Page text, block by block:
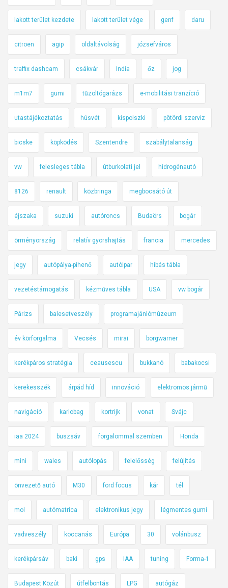
lakott terület kezdete lakott terület vége genf daru
citroen agip oldaltávolság józsefváros
traffix dashcam csákvár India őz jog
m1m7 gumi tűzoltógarázs e-mobilitási tranzíció
utastájékoztatás húsvét kispolszki pötördi szerviz
bicske köpködés Szentendre szabálytalanság
vw felesleges tábla útburkolati jel hidrogénautó
8126 renault közbringa megbocsátó út
éjszaka suzuki autóroncs Budaörs bogár
örményország relatív gyorshajtás francia mercedes
jegy autópálya-pihenő autóipar hibás tábla
vezetéstámogatás kézműves tábla USA vw bogár
Párizs balesetveszély programajánlómúzeum
év körforgalma Vecsés mirai borgwarner
kerékpáros stratégia ceausescu bukkanó babakocsi
kerekesszék árpád híd innováció elektromos jármű
navigáció karlobag kortrijk vonat Svájc
iaa 2024 buszsáv forgalommal szemben Honda
mini wales autólopás felelősség felújítás
önvezető autó M30 ford focus kár tél
mol autómatrica elektronikus jegy légmentes gumi
vadveszély koccanás Európa 30 volánbusz
kerékpársáv baki gps IAA tuning Forma-1
Budapest Közút útfelbontás LPG autógáz